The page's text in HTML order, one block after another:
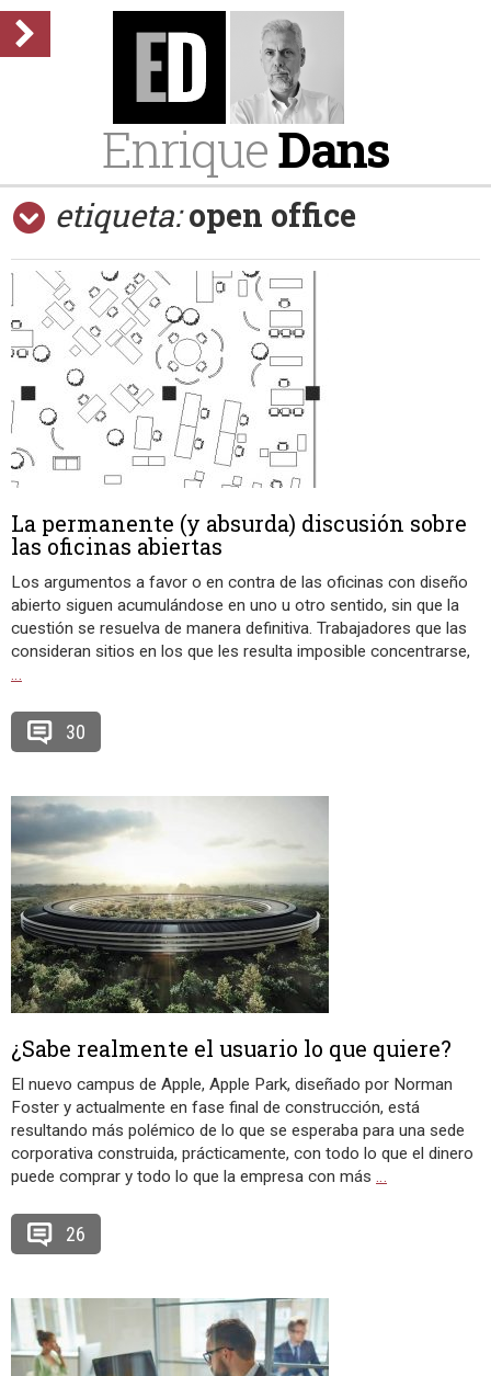
EnriqueDans
etiqueta: open office
La permanente (y absurda) discusión sobre
las oficinas abiertas
Los argumentos a favor o en contra de las oficinas con diseño
abierto siguen acumulándose en uno u otro sentido, sin que la
cuestión se resuelva de manera definitiva. Trabajadores que las
consideran sitios en los que les resulta imposible concentrarse,
…
30
¿Sabe realmente el usuario lo que quiere?
El nuevo campus de Apple, Apple Park, diseñado por Norman
Foster y actualmente en fase final de construcción, está
resultando más polémico de lo que se esperaba para una sede
corporativa construida, prácticamente, con todo lo que el dinero
puede comprar y todo lo que la empresa con más …
26